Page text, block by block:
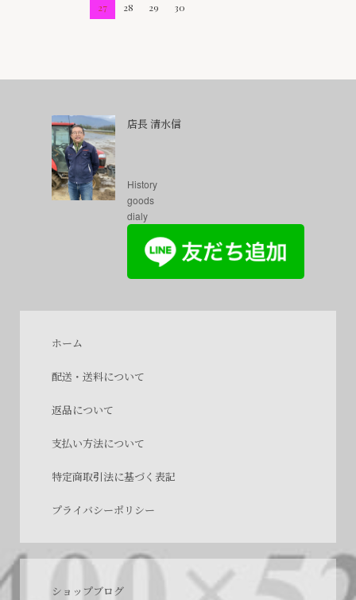
27
28 29 30
店長 清水信
History
goods
dialy
ホーム
配送・送料について
返品について
支払い方法について
特定商取引法に基づく表記
プライバシーポリシー
ショップブログ